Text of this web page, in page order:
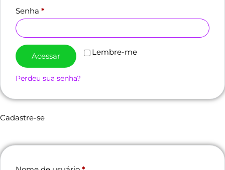
Senha *
Lembre-me
Acessar
Perdeu sua senha?
Cadastre-se